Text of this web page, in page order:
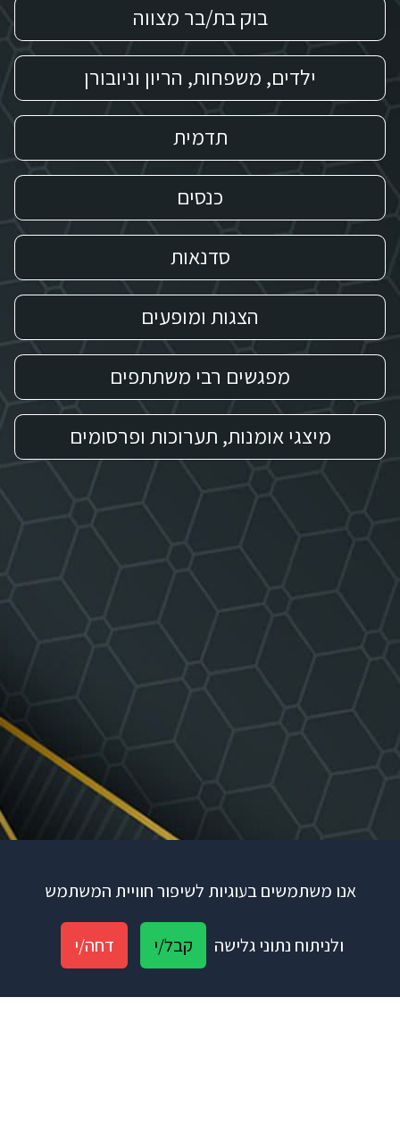
אנו משתמשים בעוגיות לשיפור חוויית המשתמש
ולניתוח נתוני גלישה קבל/י דחה/י
בוק בת/בר מצווה
ילדים, משפחות, הריון וניובורן
תדמית
כנסים
סדנאות
הצגות ומופעים
מפגשים רבי משתתפים
מיצגי אומנות, תערוכות ופרסומים